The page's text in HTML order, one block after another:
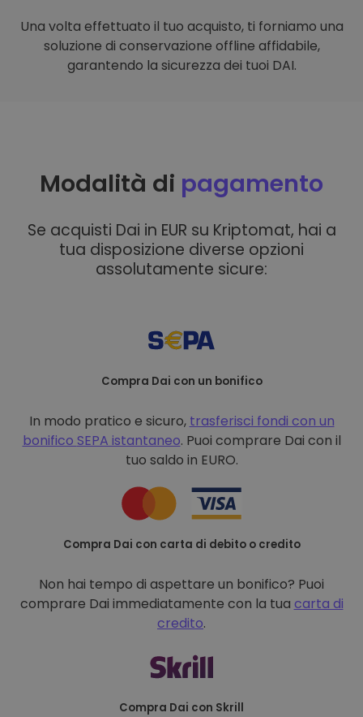
Una volta effettuato il tuo acquisto, ti forniamo una
soluzione di conservazione offline affidabile,
garantendo la sicurezza dei tuoi DAI.
Modalità di pagamento
Se acquisti Dai in EUR su Kriptomat, hai a
tua disposizione diverse opzioni
assolutamente sicure:
Compra Dai con un bonifico
In modo pratico e sicuro, trasferisci fondi con un
bonifico SEPA istantaneo. Puoi comprare Dai con il
tuo saldo in EURO.
Compra Dai con carta di debito o credito
Non hai tempo di aspettare un bonifico? Puoi
comprare Dai immediatamente con la tua carta di
credito.
Compra Dai con Skrill